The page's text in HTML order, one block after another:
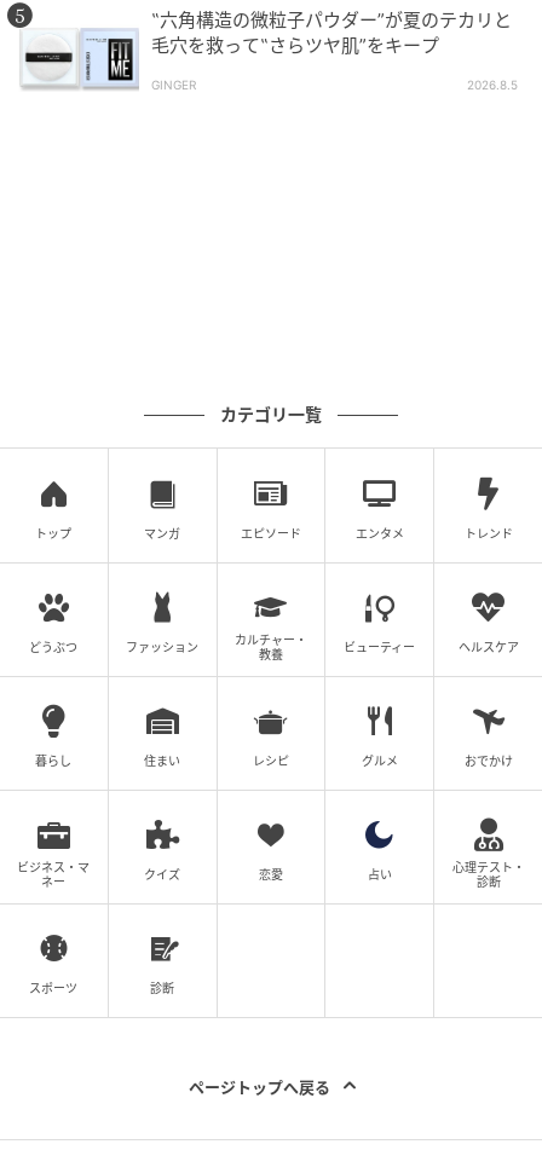
奥行き広がる前下がりライン
出典：Instagram
が、奥行きがあるように見える前下がりショート。毛
先をスッキリまとめつつ、顔の余白が隠れるようにフ
ェイスラインに沿う長さをキープしているので、若々
しいイメージに繋がりそう。束感をつけると、こなれ
た雰囲気に仕上がります。
※本文中の画像は投稿主様より掲載許諾をいただいて
※こちらの記事では@kzs_hair様、@tidi_yuki様、
‟六角構造の微粒子パウダー”が夏のテカリと
毛穴を救って‟さらツヤ肌”をキープ
GINGER 2026.8.5
カテゴリ一覧
トップ マンガ エピソード エンタメ トレンド
どうぶつ ファッション
カルチャー・
教養
ビューティー ヘルスケア
暮らし 住まい レシピ グルメ おでかけ
ビジネス・マ
ネー
クイズ 恋愛 占い
心理テスト・
診断
スポーツ 診断
ページトップへ戻る